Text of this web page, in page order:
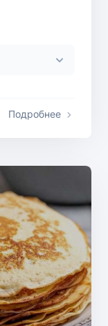
Подробнее